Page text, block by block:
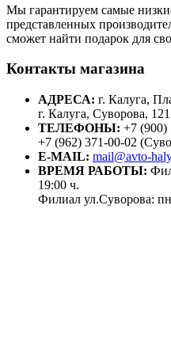
Мы гарантируем самые
представленных
сможет найти подарок для
Контакты магазина
АДРЕСА: г. Калуга,
г. Калуга, Суворова, 121
ТЕЛЕФОНЫ: +7 (900)
+7 (962) 371-00-02
E-MAIL: mail@avto-
ВРЕМЯ РАБОТЫ:
19:00 ч.
Филиал ул.Суворова: